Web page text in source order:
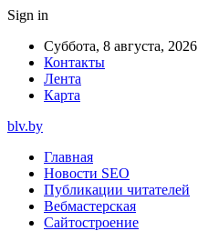
Sign in
Суббота, 8 августа, 2026
Контакты
Лента
Карта
blv.by
Главная
Новости SEO
Публикации читателей
Вебмастерская
Сайтостроение